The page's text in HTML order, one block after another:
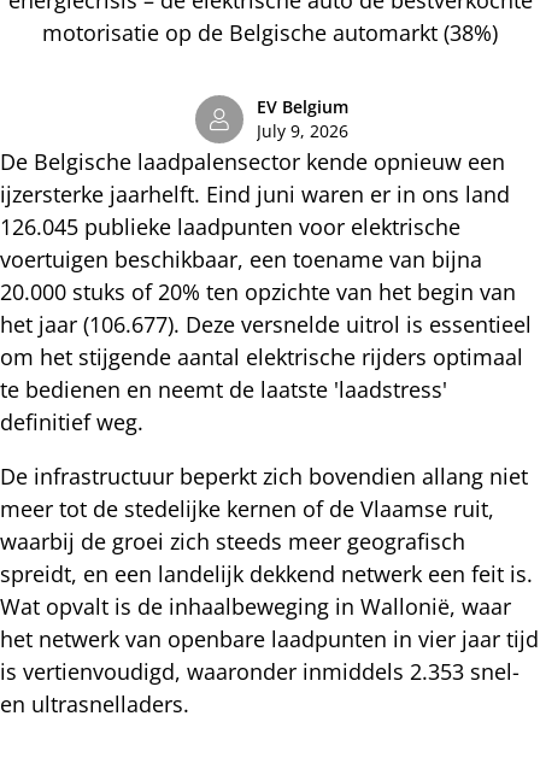
motorisatie op de Belgische automarkt (38%)
EV Belgium
July 9, 2026
De Belgische laadpalensector kende opnieuw een
ijzersterke jaarhelft. Eind juni waren er in ons land
126.045 publieke laadpunten voor elektrische
voertuigen beschikbaar, een toename van bijna
20.000 stuks of 20% ten opzichte van het begin van
het jaar (106.677). Deze versnelde uitrol is essentieel
om het stijgende aantal elektrische rijders optimaal
te bedienen en neemt de laatste 'laadstress'
definitief weg.
De infrastructuur beperkt zich bovendien allang niet
meer tot de stedelijke kernen of de Vlaamse ruit,
waarbij de groei zich steeds meer geografisch
spreidt, en een landelijk dekkend netwerk een feit is.
Wat opvalt is de inhaalbeweging in Wallonië, waar
het netwerk van openbare laadpunten in vier jaar tijd
is vertienvoudigd, waaronder inmiddels 2.353 snel-
en ultrasnelladers.